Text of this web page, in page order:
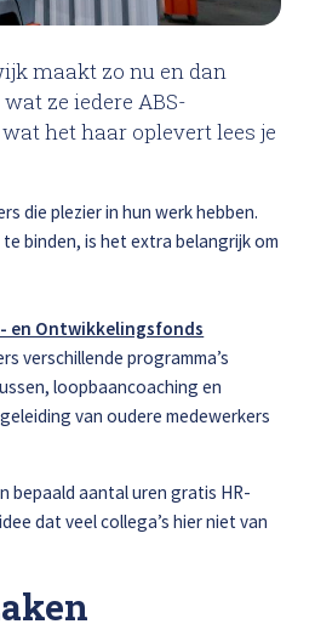
Afspraak maken
maakt zo nu en dan
ze iedere ABS-
het haar oplevert lees je
die plezier in hun werk hebben.
binden, is het extra belangrijk om
en Ontwikkelingsfonds
verschillende programma’s
loopbaancoaching en
van oudere medewerkers
bepaald aantal uren gratis HR-
dat veel collega’s hier niet van